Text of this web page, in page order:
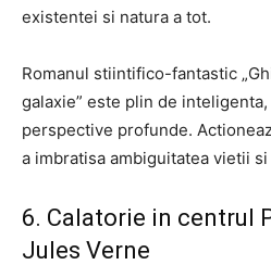
existentei si natura a tot.
Romanul stiintifico-fantastic
galaxie” este plin de
perspective profunde.
a imbratisa ambiguitatea vietii
6. Calatorie in centrul
Jules Verne